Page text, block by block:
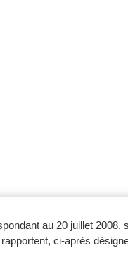
au 20 juillet
ci-après